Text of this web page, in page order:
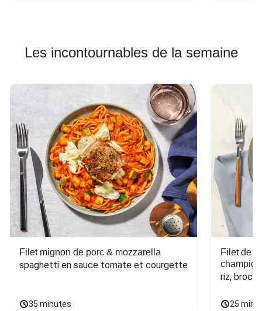
Les incontournables de la semaine
Filet mignon de porc & mozzarella
spaghetti en sauce tomate et courgette
35 minutes
Filet de
riz,
25